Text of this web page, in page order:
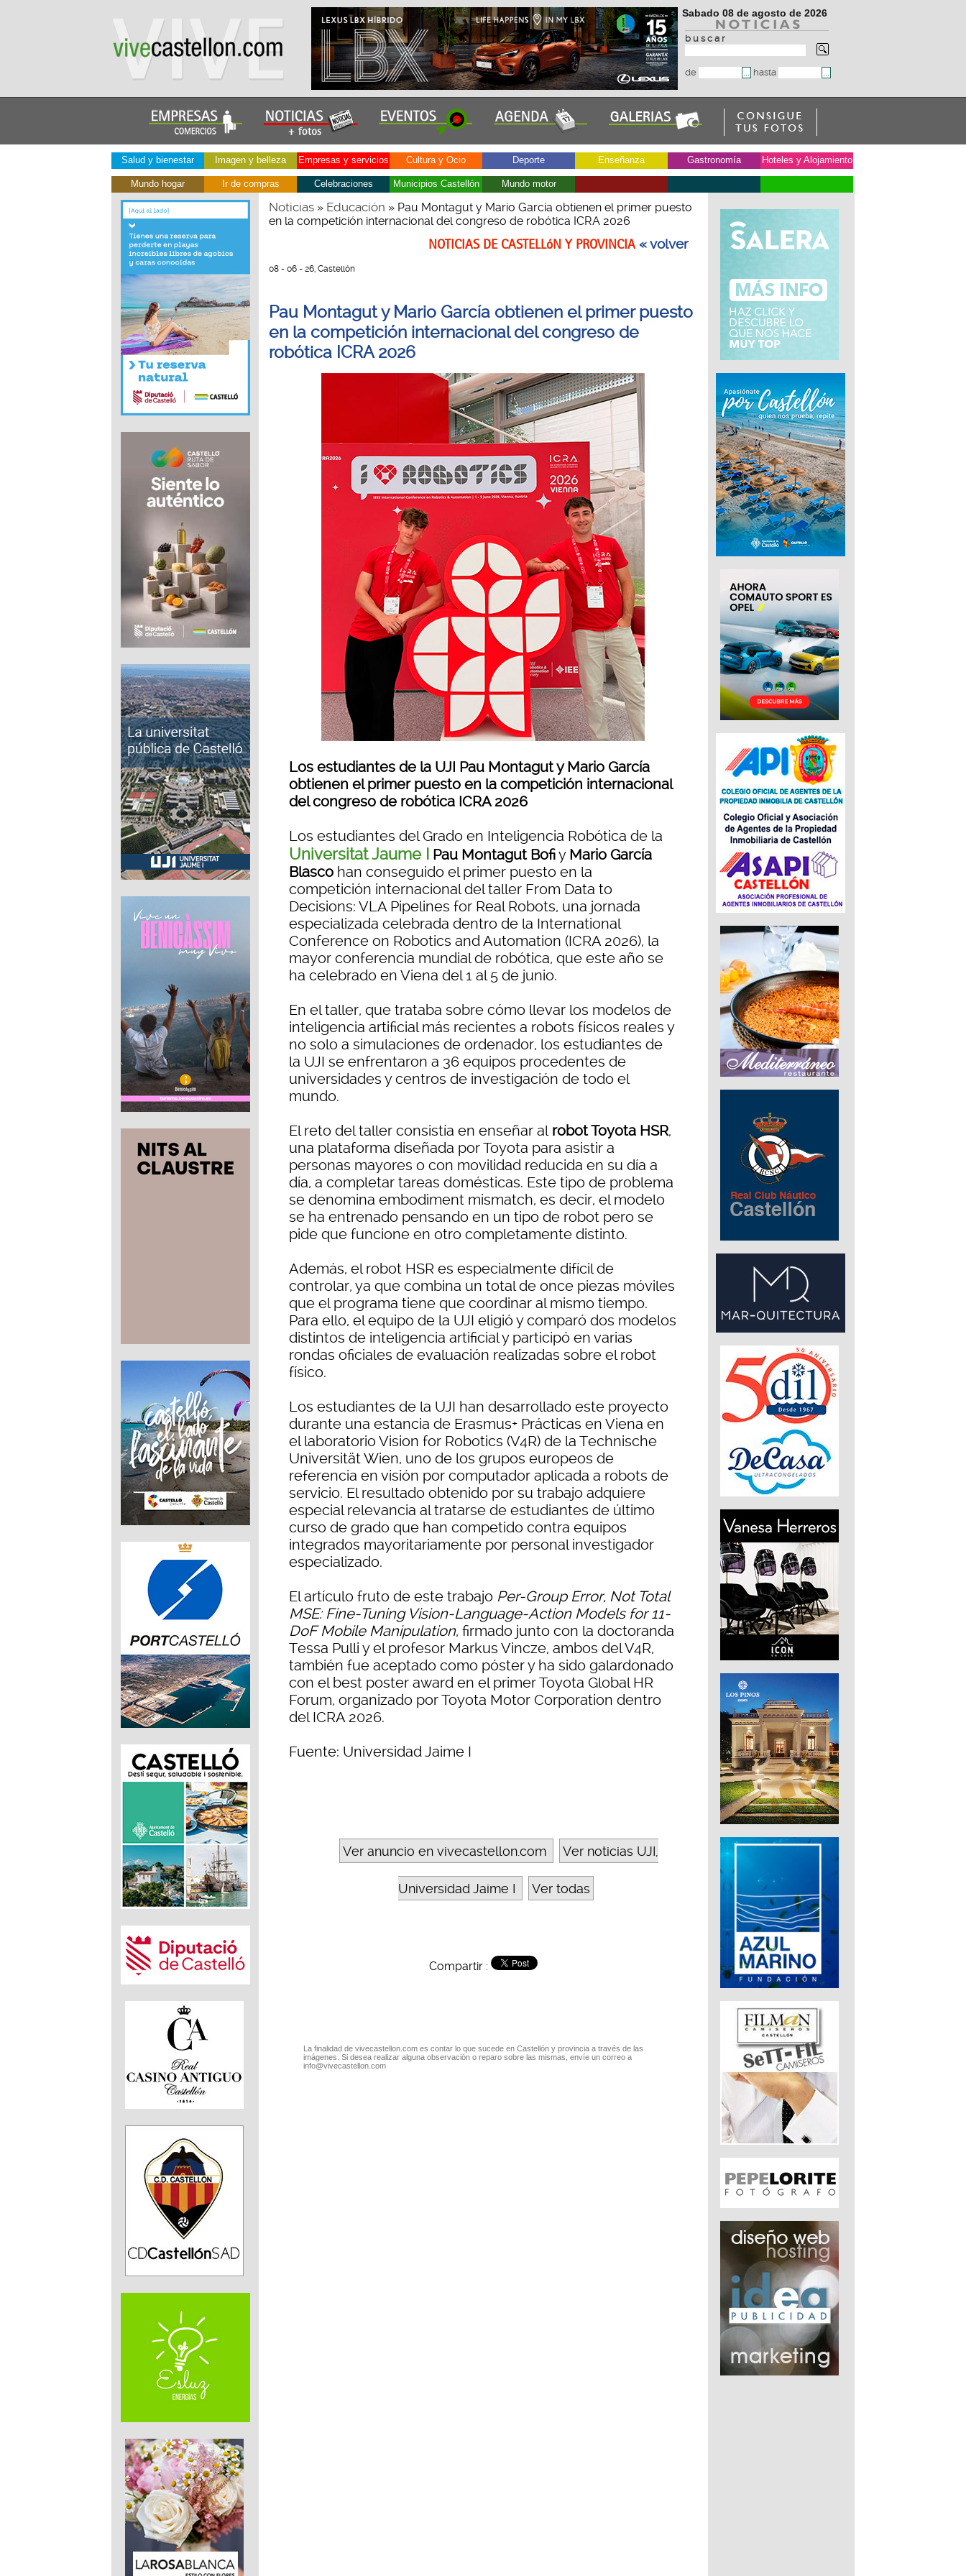
Sabado 08 de agosto de 2026
b u s c a r
de hasta
Salud y bienestar Imagen y belleza Empresas y servicios Cultura y Ocio Deporte Enseñanza Gastronomía Hoteles y Alojamiento
Mundo hogar Ir de compras Celebraciones Municipios Castellón Mundo motor
Noticias» Educación » Pau Montagut y Mario García obtienen el primer puesto
en la competición internacional del congreso de robótica ICRA 2026
NOTICIAS DE CASTELLóN Y PROVINCIA« volver
08 - 06 - 26, Castellón
Pau Montagut y Mario García obtienen el primer puesto
en la competición internacional del congreso de
robótica ICRA 2026
Los estudiantes de la UJI Pau Montagut y Mario García
obtienen el primer puesto en la competición internacional
del congreso de robótica ICRA 2026
Los estudiantes del Grado en Inteligencia Robótica de la
Universitat Jaume I Pau Montagut Bofiy Mario García
Blasco han conseguido el primer puesto en la
competición internacional del taller From Data to
Decisions: VLA Pipelines for Real Robots, una jornada
especializada celebrada dentro de la International
Conference on Robotics and Automation (ICRA 2026), la
mayor conferencia mundial de robótica, que este año se
ha celebrado en Viena del 1 al 5 de junio.
En el taller, que trataba sobre cómo llevar los modelos de
inteligencia artificial más recientes a robots físicos reales y
no solo a simulaciones de ordenador, los estudiantes de
la UJI se enfrentaron a 36 equipos procedentes de
universidades y centros de investigación de todo el
mundo.
El reto del taller consistía en enseñar alrobot Toyota HSR,
una plataforma diseñada por Toyota para asistir a
personas mayores o con movilidad reducida en su día a
día, a completar tareas domésticas. Este tipo de problema
se denomina embodiment mismatch, es decir, el modelo
se ha entrenado pensando en un tipo de robot pero se
pide que funcione en otro completamente distinto.
Además, el robot HSR es especialmente difícil de
controlar, ya que combina un total de once piezas móviles
que el programa tiene que coordinar al mismo tiempo.
Para ello, el equipo de la UJI eligió y comparó dos modelos
distintos de inteligencia artificial y participó en varias
rondas oficiales de evaluación realizadas sobre el robot
físico.
Los estudiantes de la UJI han desarrollado este proyecto
durante una estancia de Erasmus+ Prácticas en Viena en
el laboratorio Vision for Robotics (V4R) de la Technische
Universität Wien, uno de los grupos europeos de
referencia en visión por computador aplicada a robots de
servicio. El resultado obtenido por su trabajo adquiere
especial relevancia al tratarse de estudiantes de último
curso de grado que han competido contra equipos
integrados mayoritariamente por personal investigador
especializado.
El artículo fruto de este trabajo Per-Group Error, Not Total
MSE: Fine-Tuning Vision-Language-Action Models for 11-
DoF Mobile Manipulation, firmado junto con la doctoranda
Tessa Pulli y el profesor Markus Vincze, ambos del V4R,
también fue aceptado como póster y ha sido galardonado
con el best poster award en el primer Toyota Global HR
Forum, organizado por Toyota Motor Corporation dentro
del ICRA 2026.
Fuente: Universidad Jaime I
Ver anuncio en vivecastellon.com Ver noticias UJI,
Universidad Jaime I Ver todas
Compartir :
La finalidad de vivecastellon.com es contar lo que sucede en Castellón y provincia a través de las
imágenes. Si desea realizar alguna observación o reparo sobre las mismas, envíe un correo a
info@vivecastellon.com